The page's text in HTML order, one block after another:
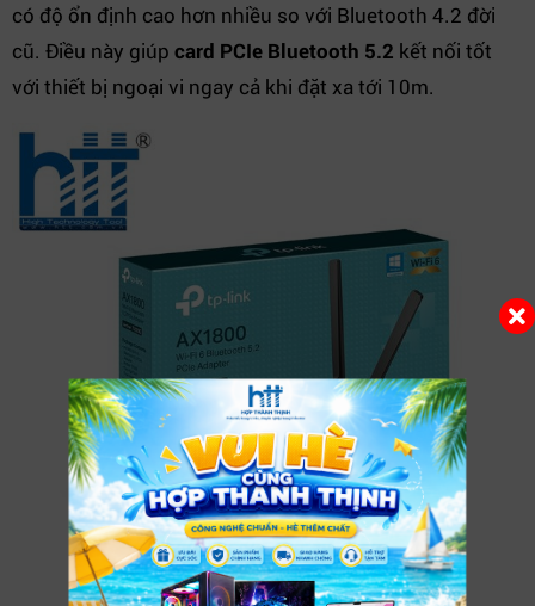
có độ ổn định cao hơn nhiều so với Bluetooth 4.2 đời
cũ. Điều này giúp card PCIe Bluetooth 5.2 kết nối tốt
với thiết bị ngoại vi ngay cả khi đặt xa tới 10m.